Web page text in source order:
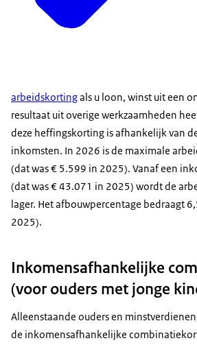
arbeidskortingals u loon, winst uit een
resultaat uit overige werkzaamheden
deze heffingskorting is afhankelijk van
inkomsten. In 2026 is de maximale
(dat was € 5.599 in 2025). Vanaf een
(dat was € 43.071 in 2025) wordt de
lager. Het afbouwpercentage bedraagt
2025).
Inkomensafhankelijke
(voor ouders met jonge
Alleenstaande ouders en
de inkomensafhankelijke